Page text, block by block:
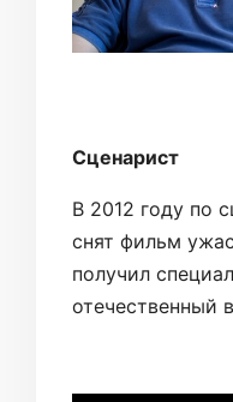
Сценарист
В 2012 году по
снят фильм
получил
отечественный